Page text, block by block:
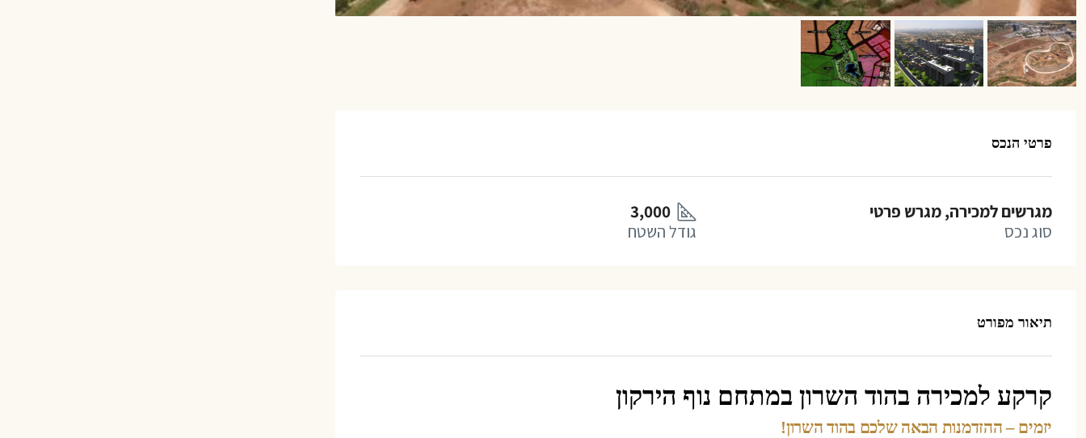
פרטי הנכס
מגרשים למכירה, מגרש פרטי
סוג נכס
3,000
גודל השטח
תיאור מפורט
קרקע למכירה בהוד השרון במתחם נוף הירקון
יזמים – ההזדמנות הבאה שלכם בהוד השרון!